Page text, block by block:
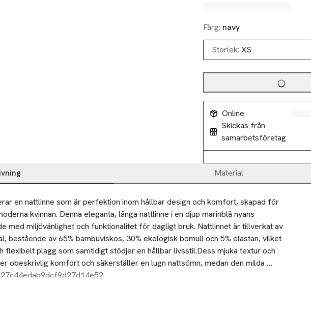
Färg: navy
Storlek: XS
Online
Skickas från
samarbetsföretag
Material
en nattlinne som är perfektion inom hållbar design och komfort, skapad för
kvinnan. Denna eleganta, långa nattlinne i en djup marinblå nyans
med miljövänlighet och funktionalitet för dagligt bruk. Nattlinnet är tillverkat av
bestående av 65% bambuviskos, 30% ekologisk bomull och 5% elastan, vilket
flexibelt plagg som samtidigt stödjer en hållbar livsstil.Dess mjuka textur och
obeskrivlig komfort och säkerställer en lugn nattsömn, medan den milda
stödjer hälsa och välbefinnande. Den klassiska marinblåa färgen och den